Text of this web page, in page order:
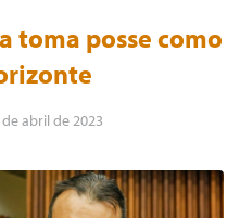
toma posse como
de abril de 2023